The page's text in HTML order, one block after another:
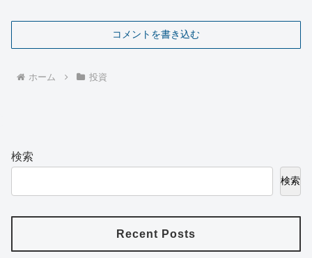
コメントを書き込む
ホーム 投資
検索
検索
Recent Posts